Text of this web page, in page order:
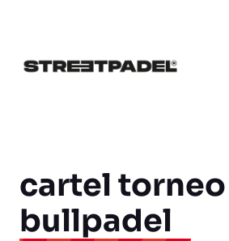
contenido
cartel torneo
bullpadel